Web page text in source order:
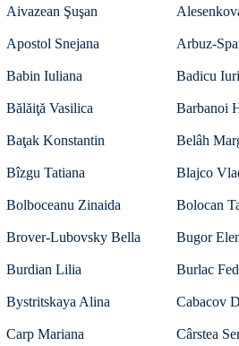
Aivazean Şuşan
Apostol Snejana Arbuz-
Babin Iuliana Badicu
Bălăiţă Vasilica Barbanoi
Baţak Konstantin Belâh
Bîzgu Tatiana Blajco
Bolboceanu Zinaida Bolocan
Brover-Lubovsky Bella Bugor
Burdian Lilia Burlac
Bystritskaya Alina Cabacov
Carp Mariana Cârstea